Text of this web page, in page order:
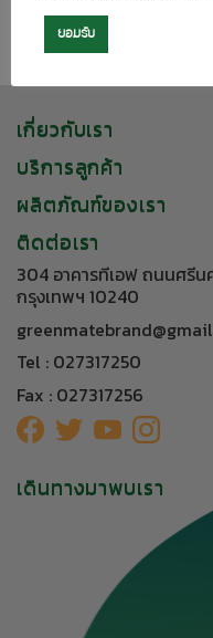
เกี่ยวกับเรา
บริการลูกค้า
ผลิตภัณฑ์ของเรา
ติดต่อเรา
304 อาคารทีเอฟ ถนนศรีน
กรุงเทพฯ 10240
Tel : 027317250
Fax : 027317256
เดินทางมาพบเรา
ยอมรับ